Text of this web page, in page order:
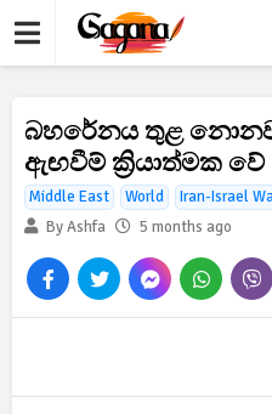
බහරේනය තුළ
ඇඟවීම් ක්‍රියාත්මක වේ
Middle East World Iran-Israel
By Ashfa
5 months ago